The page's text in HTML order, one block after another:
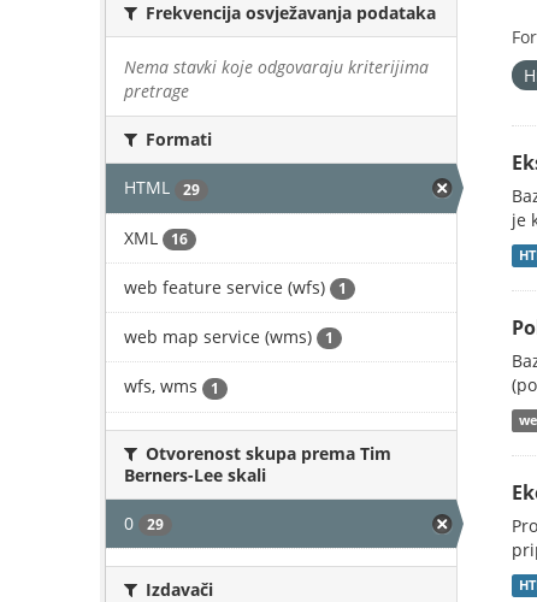
Frekvencija osvježavanja podataka
Nema stavki koje odgovaraju kriterijima
pretrage
Formati
HTML 29
XML 16
web feature service (wfs) 1
web map service (wms) 1
wfs, wms 1
Otvorenost skupa prema Tim
Berners-Lee skali
0 29
Izdavači
je